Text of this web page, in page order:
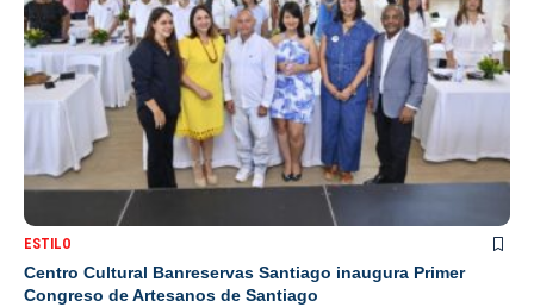
ESTILO
Centro Cultural Banreservas Santiago inaugura Primer
Congreso de Artesanos de Santiago